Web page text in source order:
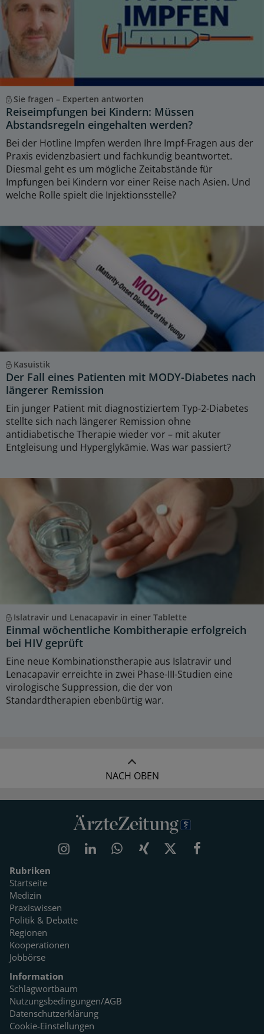
Sie fragen – Experten antworten
Reiseimpfungen bei Kindern: Müssen
Abstandsregeln eingehalten werden?
Bei der Hotline Impfen werden Ihre Impf-Fragen aus der
Praxis evidenzbasiert und fachkundig beantwortet.
Diesmal geht es um mögliche Zeitabstände für
Impfungen bei Kindern vor einer Reise nach Asien. Und
welche Rolle spielt die Injektionsstelle?
Kasuistik
Der Fall eines Patienten mit MODY-Diabetes nach
längerer Remission
Ein junger Patient mit diagnostiziertem Typ-2-Diabetes
stellte sich nach längerer Remission ohne
antidiabetische Therapie wieder vor – mit akuter
Entgleisung und Hyperglykämie. Was war passiert?
Islatravir und Lenacapavir in einer Tablette
Einmal wöchentliche Kombitherapie erfolgreich
bei HIV geprüft
Eine neue Kombinationstherapie aus Islatravir und
Lenacapavir erreichte in zwei Phase-III-Studien eine
virologische Suppression, die der von
Standardtherapien ebenbürtig war.
NACH OBEN
Rubriken
Startseite
Medizin
Praxiswissen
Politik & Debatte
Regionen
Kooperationen
Jobbörse
Information
Schlagwortbaum
Nutzungsbedingungen/AGB
Datenschutzerklärung
Cookie-Einstellungen